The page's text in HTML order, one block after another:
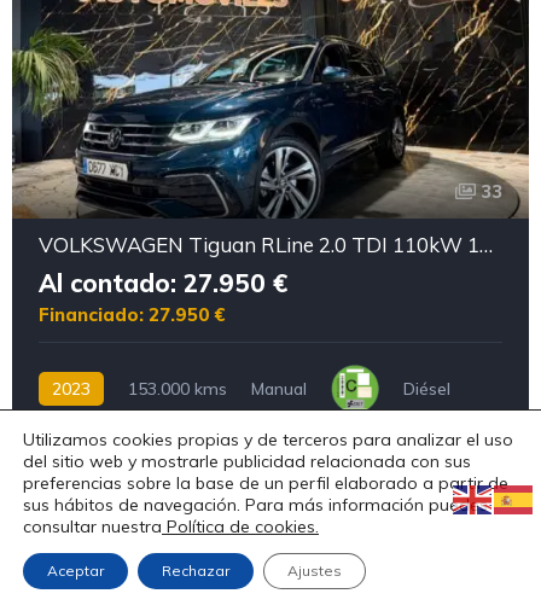
33
VOLKSWAGEN Tiguan RLine 2.0 TDI 110kW 150CV DSG
Al contado: 27.950 €
Financiado: 27.950 €
2023 153.000 kms Manual Diésel
Reservado
Utilizamos cookies propias y de terceros para analizar el uso
del sitio web y mostrarle publicidad relacionada con sus
preferencias sobre la base de un perfil elaborado a partir de
sus hábitos de navegación. Para más información puedes
consultar nuestra Política de cookies.
Aceptar Rechazar Ajustes